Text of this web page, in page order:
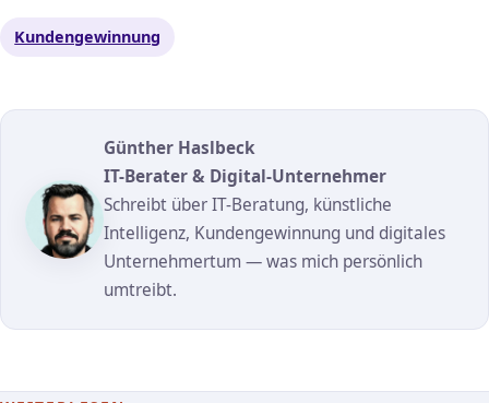
Kundengewinnung
Günther Haslbeck
IT-Berater & Digital-Unternehmer
Schreibt über IT-Beratung, künstliche
Intelligenz, Kundengewinnung und digitales
Unternehmertum — was mich persönlich
umtreibt.